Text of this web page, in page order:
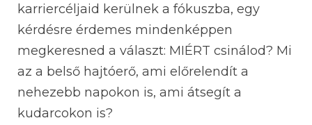
karriercéljaid kerülnek a fókuszba, egy
kérdésre érdemes mindenképpen
megkeresned a választ: MIÉRT csinálod? Mi
az a belső hajtóerő, ami előrelendít a
nehezebb napokon is, ami átsegít a
kudarcokon is?